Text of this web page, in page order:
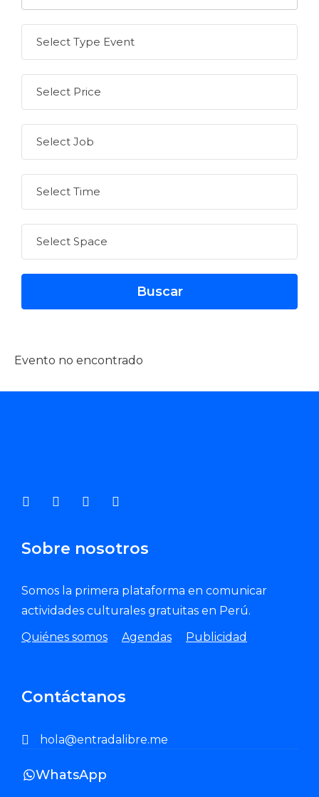
Evento no encontrado
Sobre nosotros
Somos la primera plataforma en comunicar
actividades culturales gratuitas en Perú.
Quiénes somos
Agendas Publicidad
Contáctanos
hola@entradalibre.me
WhatsApp